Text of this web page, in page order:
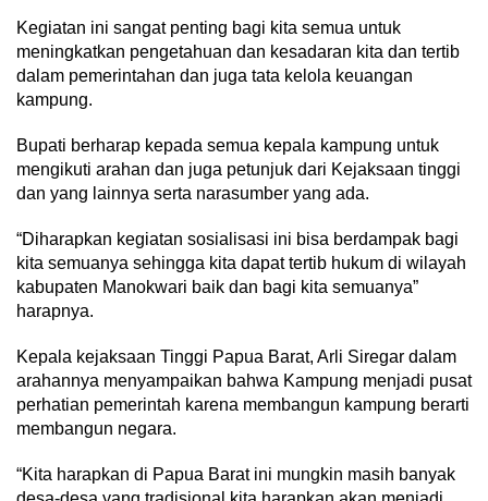
Kegiatan ini sangat penting bagi kita semua untuk
meningkatkan pengetahuan dan kesadaran kita dan tertib
dalam pemerintahan dan juga tata kelola keuangan
kampung.
Bupati berharap kepada semua kepala kampung untuk
mengikuti arahan dan juga petunjuk dari Kejaksaan tinggi
dan yang lainnya serta narasumber yang ada.
“Diharapkan kegiatan sosialisasi ini bisa berdampak bagi
kita semuanya sehingga kita dapat tertib hukum di wilayah
kabupaten Manokwari baik dan bagi kita semuanya”
harapnya.
Kepala kejaksaan Tinggi Papua Barat, Arli Siregar dalam
arahannya menyampaikan bahwa Kampung menjadi pusat
perhatian pemerintah karena membangun kampung berarti
membangun negara.
“Kita harapkan di Papua Barat ini mungkin masih banyak